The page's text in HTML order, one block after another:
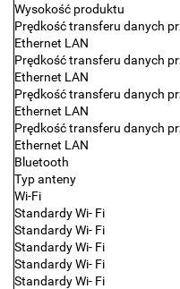
Wysokość produktu
Prędkość transferu danych
Ethernet LAN
Prędkość transferu danych
Ethernet LAN
Prędkość transferu danych
Ethernet LAN
Prędkość transferu danych
Ethernet LAN
Bluetooth
Typ anteny
Wi-Fi
Standardy Wi- Fi
Standardy Wi- Fi
Standardy Wi- Fi
Standardy Wi- Fi
Standardy Wi- Fi